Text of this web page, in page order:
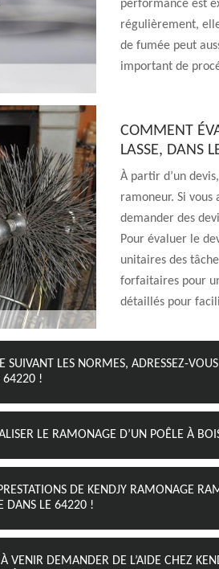
performance est
régulièrement,
de fumée peut
important de
COMMENT
LASSE, DANS
À partir d’un
ramoneur. Si vous
demander des
Pour évaluer le
unitaires des
forfaitaires pour
détaillés pour
SUIVANT LES NORMES, ADRESSEZ-
64220 !
LE RAMONAGE D’UN POÊLE À
DE KENDJY RAMONAGE
DANS LE 64220 !
À VENIR DEMANDER DE L’AIDE CHEZ